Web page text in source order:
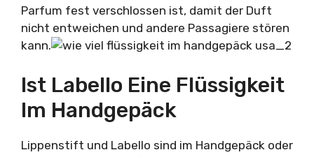
Parfum fest verschlossen ist, damit der Duft
nicht entweichen und andere Passagiere stören
kann.
Ist Labello Eine Flüssigkeit
Im Handgepäck
Lippenstift und Labello sind im Handgepäck oder